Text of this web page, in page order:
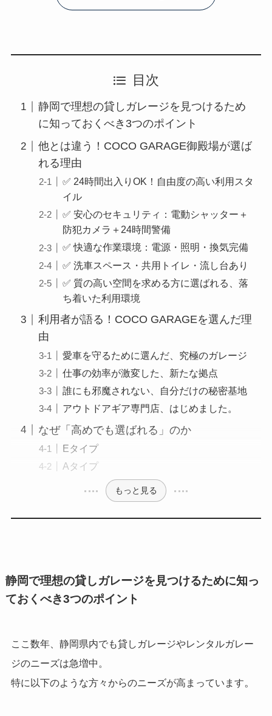
目次
静岡で理想の貸しガレージを見つけるため
に知っておくべき3つのポイント
他とは違う！COCO GARAGE御殿場が選ば
れる理由
✅ 24時間出入りOK！自由度の高い利用スタ
イル
✅ 安心のセキュリティ：電動シャッター＋
防犯カメラ＋24時間警備
✅ 快適な作業環境：電源・照明・換気完備
✅ 洗車スペース・共用トイレ・流し台あり
✅ 質の高い空間を求める方に選ばれる、落
ち着いた利用環境
利用者が語る！COCO GARAGEを選んだ理
由
愛車を守るために選んだ、究極のガレージ
仕事の効率が激変した、新たな拠点
誰にも邪魔されない、自分だけの秘密基地
アウトドアギア専門店、はじめました。
なぜ「高めでも選ばれる」のか
Eタイプ
Aタイプ
もっと見る
静岡で理想の貸しガレージを見つけるために知っ
ておくべき3つのポイント
ここ数年、静岡県内でも貸しガレージやレンタルガレー
ジのニーズは急増中。
特に以下のような方々からのニーズが高まっています。